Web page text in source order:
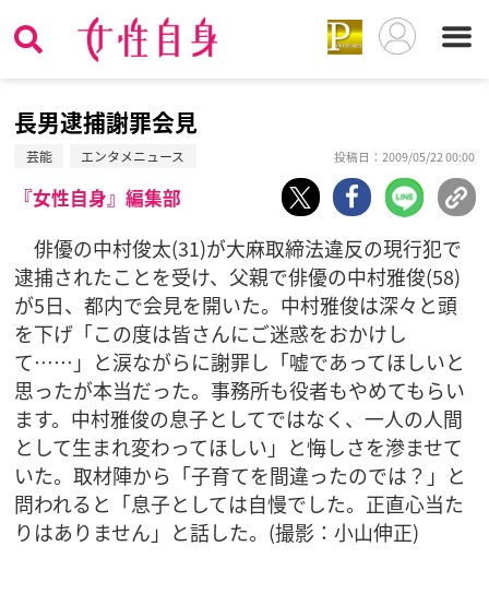
長男逮捕謝罪会見
芸能 エンタメニュース 投稿日：2009/05/22 00:00
『女性自身』編集部
俳優の中村俊太(31)が大麻取締法違反の現行犯で
逮捕されたことを受け、父親で俳優の中村雅俊(58)
が5日、都内で会見を開いた。中村雅俊は深々と頭
を下げ「この度は皆さんにご迷惑をおかけし
て……」と涙ながらに謝罪し「嘘であってほしいと
思ったが本当だった。事務所も役者もやめてもらい
ます。中村雅俊の息子としてではなく、一人の人間
として生まれ変わってほしい」と悔しさを滲ませて
いた。取材陣から「子育てを間違ったのでは？」と
問われると「息子としては自慢でした。正直心当た
りはありません」と話した。(撮影：小山伸正)